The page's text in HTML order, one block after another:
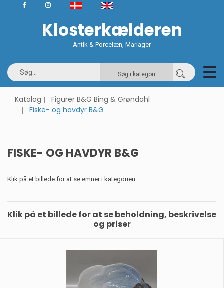
Klosterkælderen
Antik & Porcelæn, Mariager
Søg i kategori
Katalog
Figurer B&G Bing & Grøndahl
Fiske- og havdyr B&G
FISKE- OG HAVDYR B&G
Klik på et billede for at se emner i kategorien
Klik på et billede for at se beholdning, beskrivelse
og priser